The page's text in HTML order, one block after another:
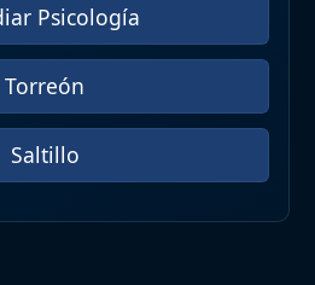
Psicología
Torreón
Saltillo